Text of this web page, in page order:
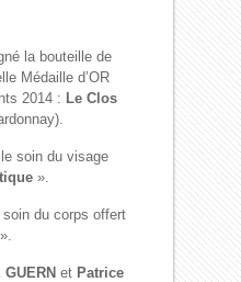
la bouteille de
Médaille d’OR
2014 : Le Clos
soin du visage
».
soin du corps offert
».
et Patrice